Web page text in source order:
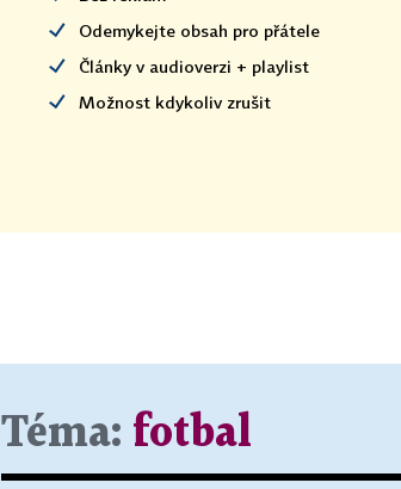
Odemykejte obsah pro přátele
Články v audioverzi + playlist
Možnost kdykoliv zrušit
Téma: fotbal